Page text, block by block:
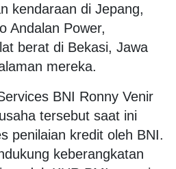
kendaraan di Jepang,
Andalan Power,
berat di Bekasi, Jawa
mereka.
BNI Ronny Venir
tersebut saat ini
penilaian kredit oleh BNI.
keberangkatan